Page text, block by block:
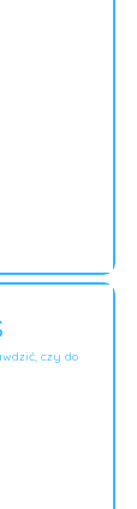
czy do